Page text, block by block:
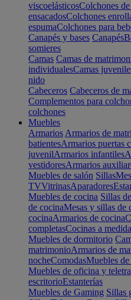
viscoelásticosColchones
ensacadosColchones
espumaColchones para
Canapés y bases Canapés
somieres
Camas Camas de
individualesCamas
nido
Cabeceros Cabeceros de
Complementos para
colchones
Muebles
Armarios Armarios de
batientesArmarios puertas
juvenilArmarios infantiles
vestidoresArmarios
Muebles de salón Sillas
TVVitrinasAparadores
Muebles de cocina Sillas
de cocinaMesas y sillas de
cocinaArmarios de cocina
completasCocinas a medida
Muebles de dormitorio
matrimonioArmarios de
nocheComodasMuebles
Muebles de oficina y
escritorioEstanterías
Muebles de Gaming Sillas